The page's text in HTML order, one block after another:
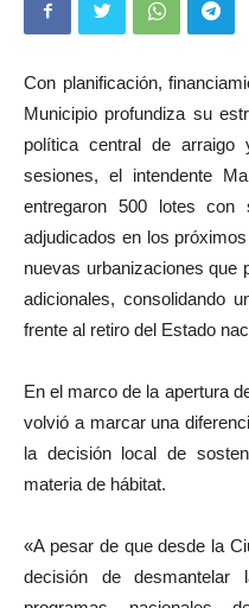
Con planificación,
Municipio profundiza su
política central de
sesiones, el intendente
entregaron 500 lotes con
adjudicados en los
nuevas urbanizaciones que
adicionales, consolidando
frente al retiro del Estado
En el marco de la apertura
volvió a marcar una
la decisión local de
materia de hábitat.
«A pesar de que desde la
decisión de